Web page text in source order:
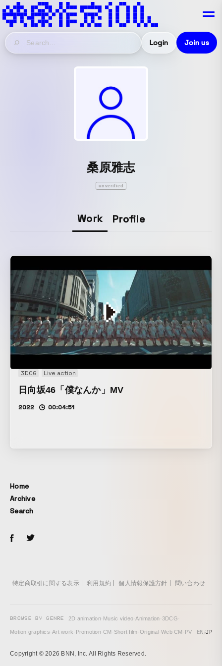
Login Join us
桑原雅志
unverified
Work Profile
3DCG Live action
日向坂46「僕なんか」MV
2022 00:04:51
Home
Archive
Search
特定商取引に関する表示 利用規約 個人情報保護方針 問い合わせ
BROWSE BY GENRE 2D animation· Music video·Animation·3DCG·
Motion graphics·Art work· Promotion·CM · Short film·Original ·Web CM · PV EN/JP
Copyright © 2026 BNN, Inc. All Rights Reserved.